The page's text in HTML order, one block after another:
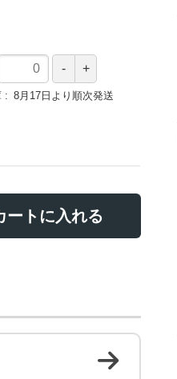
8月17日より順次発送
ートに入れる